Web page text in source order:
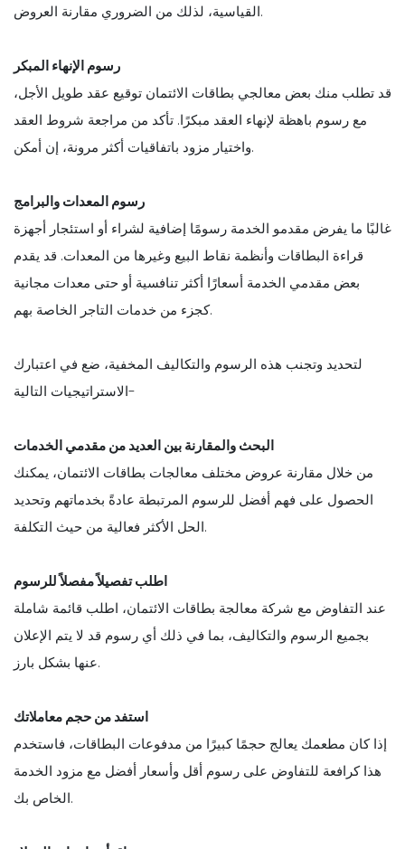
القياسية، لذلك من الضروري مقارنة العروض.
رسوم الإنهاء المبكر
قد تطلب منك بعض معالجي بطاقات الائتمان توقيع عقد طويل الأجل،
مع رسوم باهظة لإنهاء العقد مبكرًا. تأكد من مراجعة شروط العقد
واختيار مزود باتفاقيات أكثر مرونة، إن أمكن.
رسوم المعدات والبرامج
غالبًا ما يفرض مقدمو الخدمة رسومًا إضافية لشراء أو استئجار أجهزة
قراءة البطاقات وأنظمة نقاط البيع وغيرها من المعدات. قد يقدم
بعض مقدمي الخدمة أسعارًا أكثر تنافسية أو حتى معدات مجانية
كجزء من خدمات التاجر الخاصة بهم.
لتحديد وتجنب هذه الرسوم والتكاليف المخفية، ضع في اعتبارك
الاستراتيجيات التالية-
البحث والمقارنة بين العديد من مقدمي الخدمات
من خلال مقارنة عروض مختلف معالجات بطاقات الائتمان، يمكنك
الحصول على فهم أفضل للرسوم المرتبطة عادةً بخدماتهم وتحديد
الحل الأكثر فعالية من حيث التكلفة.
اطلب تفصيلاً مفصلاً للرسوم
عند التفاوض مع شركة معالجة بطاقات الائتمان، اطلب قائمة شاملة
بجميع الرسوم والتكاليف، بما في ذلك أي رسوم قد لا يتم الإعلان
عنها بشكل بارز.
استفد من حجم معاملاتك
إذا كان مطعمك يعالج حجمًا كبيرًا من مدفوعات البطاقات، فاستخدم
هذا كرافعة للتفاوض على رسوم أقل وأسعار أفضل مع مزود الخدمة
الخاص بك.